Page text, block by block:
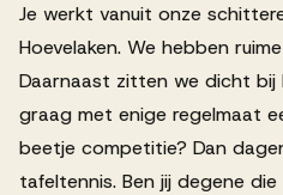
Je werkt vanuit onze
Hoevelaken. We hebben
Daarnaast zitten we dicht bij
graag met enige regelmaat
beetje competitie? Dan
tafeltennis. Ben jij degene